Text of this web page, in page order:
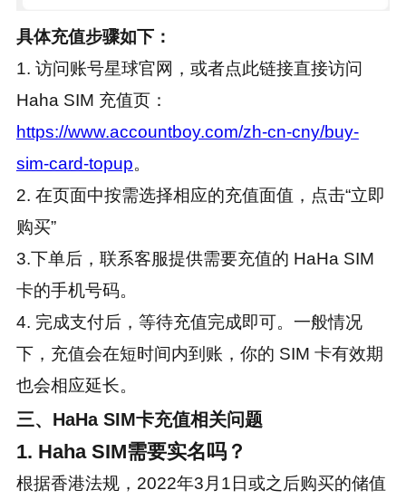
具体充值步骤如下：
1. 访问账号星球官网，或者点此链接直接访问
Haha SIM 充值页：
https://www.accountboy.com/zh-cn-cny/buy-
sim-card-topup。
2. 在页面中按需选择相应的充值面值，点击“立即
购买”
3.下单后，联系客服提供需要充值的 HaHa SIM
卡的手机号码。
4. 完成支付后，等待充值完成即可。一般情况
下，充值会在短时间内到账，你的 SIM 卡有效期
也会相应延长。
三、HaHa SIM卡充值相关问题
1. Haha SIM需要实名吗？
根据香港法规，2022年3月1日或之后购买的储值